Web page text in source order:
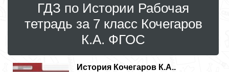
ГДЗ по Истории Рабочая
тетрадь за 7 класс Кочегаров
К.А. ФГОС
История Кочегаров К.А..